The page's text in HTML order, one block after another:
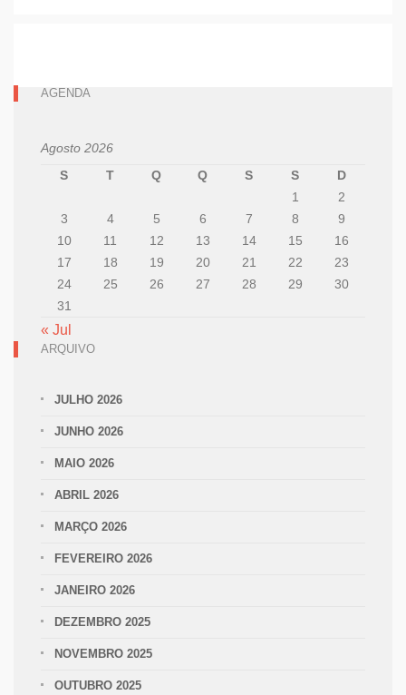
AGENDA
Agosto 2026
S
T Q Q S S
D
1
2
3
4 5 6 7 8
9
10
11 12 13 14 15
16
17
18 19 20 21 22
23
24
25 26 27 28 29
30
31
« Jul
ARQUIVO
JULHO 2026
JUNHO 2026
MAIO 2026
ABRIL 2026
MARÇO 2026
FEVEREIRO 2026
JANEIRO 2026
DEZEMBRO 2025
NOVEMBRO 2025
OUTUBRO 2025